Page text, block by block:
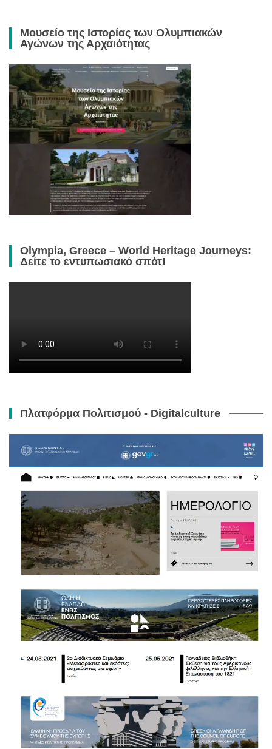
Μουσείο της Ιστορίας των Ολυμπιακών
Αγώνων της Αρχαιότητας
Olympia, Greece – World Heritage Journeys:
Δείτε το εντυπωσιακό σπότ!
Πλατφόρμα Πολιτισμού - Digitalculture